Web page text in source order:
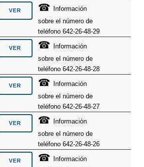
☎
Información
sobre el número de
teléfono 642-26-48-29
☎
Información
sobre el número de
teléfono 642-26-48-28
☎
Información
sobre el número de
teléfono 642-26-48-27
☎
Información
sobre el número de
teléfono 642-26-48-26
☎
Información